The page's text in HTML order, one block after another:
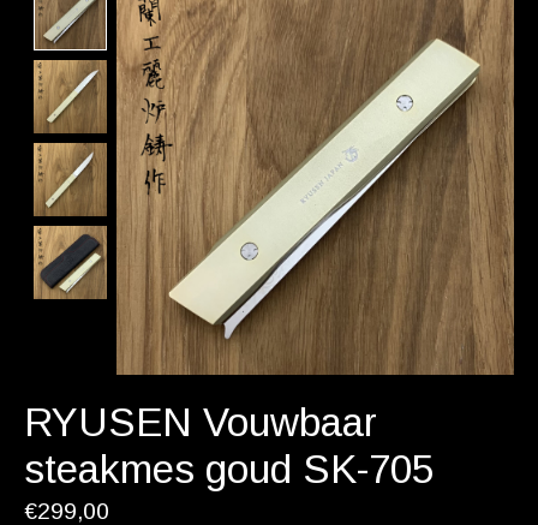
RYUSEN Vouwbaar
steakmes goud SK-705
€299,00